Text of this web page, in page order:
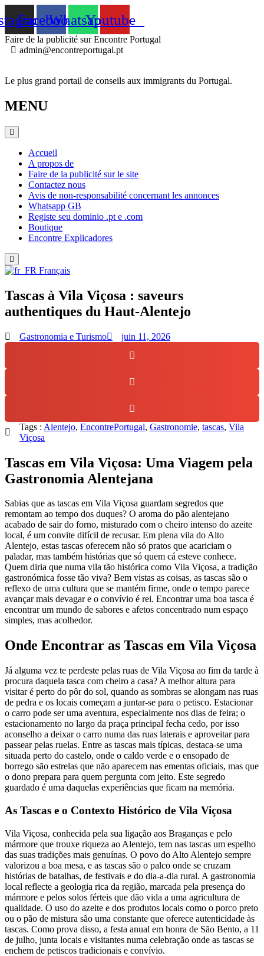
to
content
FacebookWhatsappYoutube
Faire de la publicité sur Encontre Portugal
admin@encontreportugal.pt
Le plus grand portail de conseils aux immigrants du Portugal.
MENU
Accueil
A propos de
Faire de la publicité sur le site
Contactez nous
Avis de non-responsabilité concernant les annonces
Whatsapp GB
Registe seu dominio .pt e .com
Boutique
Encontre Explicadores
Français
Tascas à Vila Viçosa : saveurs
authentiques du Haut-Alentejo
Gastronomia e Turismo juin 11, 2026
Tags : Alentejo, EncontrePortugal, Gastronomie, tascas, Vila
Viçosa
Tascas em Vila Viçosa: Uma Viagem pela
Gastronomia Alentejana
Sabias que as tascas em Vila Viçosa guardam segredos que
remontam ao tempo dos duques? O aroma do pão alentejano
acabado de sair do forno, misturado com o cheiro intenso do azeite
local, é um convite difícil de recusar. Em plena vila do Alto
Alentejo, estas tascas oferecem não só pratos que acariciam o
paladar, mas também histórias que só quem cá esteve conhece.
Quem diria que numa vila tão histórica como Vila Viçosa, a tradição
gastronómica fosse tão viva? Bem vistas as coisas, as tascas são o
reflexo de uma cultura que se mantém firme, onde o tempo parece
avançar mais devagar e o convívio é rei. Encontrar uma boa tasca é
encontrar um mundo de sabores e afetos concentrado num espaço
simples, mas acolhedor.
Onde Encontrar as Tascas em Vila Viçosa
Já alguma vez te perdeste pelas ruas de Vila Viçosa ao fim da tarde à
procura daquela tasca com cheiro a casa? A melhor altura para
visitar é perto do pôr do sol, quando as sombras se alongam nas ruas
de pedra e os locais começam a juntar-se para o petisco. Estacionar
o carro pode ser uma aventura, especialmente nos dias de feira; o
estacionamento no largo da praça principal fecha cedo, por isso
aconselho a deixar o carro numa das ruas laterais e aproveitar para
passear pelas ruelas. Entre as tascas mais típicas, destaca-se uma
situada perto do castelo, onde o caldo verde e o ensopado de
borrego são estrelas que não aparecem nas ementas oficiais, mas que
o dono prepara para quem pergunta com jeito. Este segredo
guardado é uma daquelas experiências que ficam na memória.
As Tascas e o Contexto Histórico de Vila Viçosa
Vila Viçosa, conhecida pela sua ligação aos Braganças e pelo
mármore que trouxe riqueza ao Alentejo, tem nas tascas um espelho
das suas tradições mais genuínas. O povo do Alto Alentejo sempre
valorizou a boa mesa, e as tascas são o palco onde se cruzam
histórias de batalhas, de festivais e do dia-a-dia rural. A gastronomia
local reflecte a geologia rica da região, marcada pela presença do
mármore e pelos solos férteis que dão vida a uma agricultura de
qualidade. O uso do azeite e dos produtos locais como o porco preto
ou o pão de mistura são uma constante que oferece autenticidade às
tascas. Como prova disso, a festa anual em honra de São Bento, a 11
de julho, junta locais e visitantes numa celebração onde as tascas se
enchem de petiscos tradicionais e convívio.